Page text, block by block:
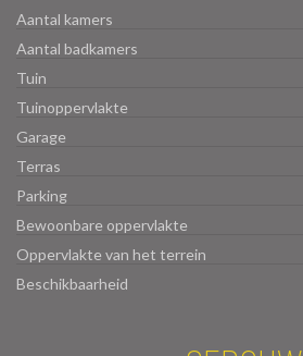
Aantal kamers
Aantal badkamers
Tuin
Tuinoppervlakte
Garage
Terras
Parking
Bewoonbare oppervlakte
Oppervlakte van het terrein
Beschikbaarheid